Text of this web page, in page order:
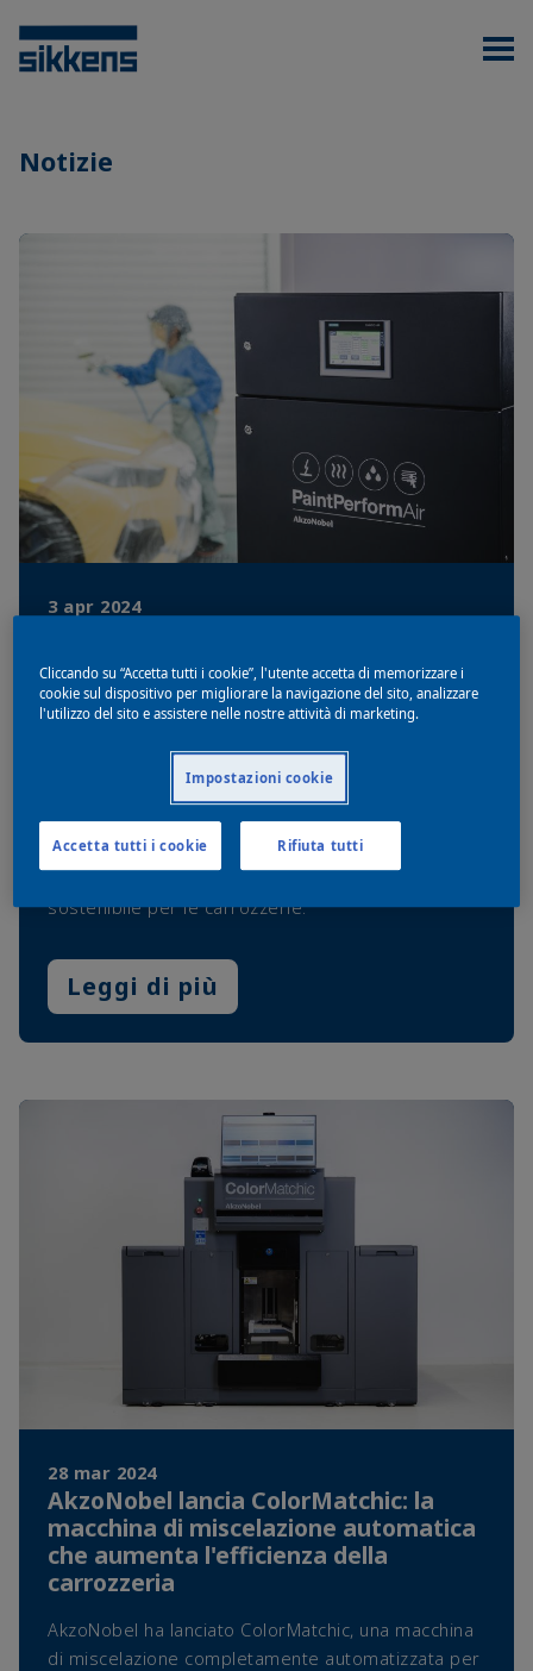
Notizie
3 apr 2024
passare a prestazioni più costanti e
sostenibili nella cabina di verniciatura
nuovo dispositivo per cabine di verniciatura ad alte
prestazioni che ottimizza la temperatura e
l'umidità del flusso d'aria con l'obiettivo di creare
condizioni di lavoro standardizzate per un risultato
affidabile "First Time Right" e un'attività più
sostenibile per le carrozzerie.
Leggi di più
28 mar 2024
AkzoNobel lancia ColorMatchic: la
macchina di miscelazione automatica
che aumenta l'efficienza della
carrozzeria
AkzoNobel ha lanciato ColorMatchic, una macchina
di miscelazione completamente automatizzata per
Cliccando su “Accetta tutti i cookie”, l'utente accetta di memorizzare i
cookie sul dispositivo per migliorare la navigazione del sito, analizzare
l'utilizzo del sito e assistere nelle nostre attività di marketing.
Impostazioni cookie
Rifiuta tutti
Accetta tutti i cookie